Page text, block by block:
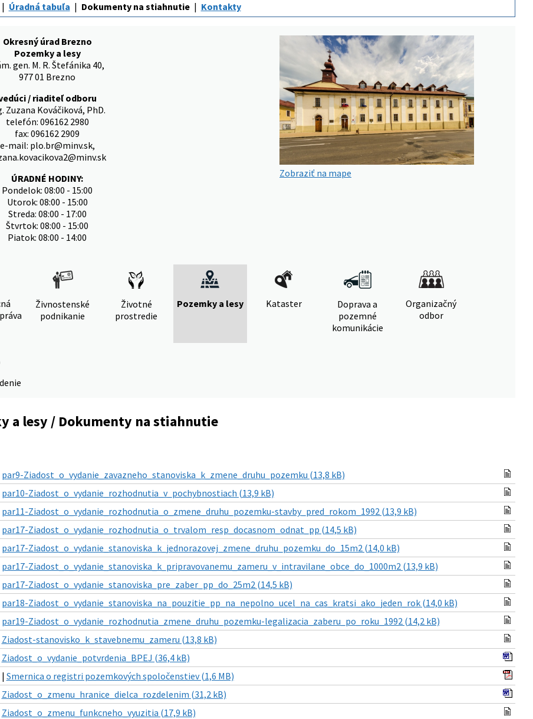
Úradná tabuľa Dokumenty na stiahnutie Kontakty
Okresný úrad Brezno
Pozemky a lesy
gen. M. R. Štefánika 40,
977 01 Brezno
/ riaditeľ odboru
Zuzana Kováčiková, PhD.
telefón: 096162 2980
fax: 096162 2909
e-mail: plo.br@minv.sk,
ÚRADNÉ HODINY:
Pondelok: 08:00 - 15:00
Utorok: 08:00 - 15:00
Streda: 08:00 - 17:00
Štvrtok: 08:00 - 15:00
Piatok: 08:00 - 14:00
Zobraziť na mape
Živnostenské
podnikanie
Životné
prostredie
Pozemky a lesy Kataster
Doprava a
pozemné
komunikácie
Organizačný
odbor
a lesy / Dokumenty na stiahnutie
par9-Ziadost_o_vydanie_zavazneho_stanoviska_k_zmene_druhu_pozemku (13,8 kB)
par10-Ziadost_o_vydanie_rozhodnutia_v_pochybnostiach (13,9 kB)
par11-Ziadost_o_vydanie_rozhodnutia_o_zmene_druhu_pozemku-stavby_pred_rokom_1992 (13,9 kB)
par17-Ziadost_o_vydanie_rozhodnutia_o_trvalom_resp_docasnom_odnat_pp (14,5 kB)
par17-Ziadost_o_vydanie_stanoviska_k_jednorazovej_zmene_druhu_pozemku_do_15m2 (14,0 kB)
par17-Ziadost_o_vydanie_stanoviska_k_pripravovanemu_zameru_v_intravilane_obce_do_1000m2 (13,9 kB)
par17-Ziadost_o_vydanie_stanoviska_pre_zaber_pp_do_25m2 (14,5 kB)
par18-Ziadost_o_vydanie_stanoviska_na_pouzitie_pp_na_nepolno_ucel_na_cas_kratsi_ako_jeden_rok (14,0 kB)
par19-Ziadost_o_vydanie_rozhodnutia_zmene_druhu_pozemku-legalizacia_zaberu_po_roku_1992 (14,2 kB)
Ziadost-stanovisko_k_stavebnemu_zameru (13,8 kB)
Ziadost_o_vydanie_potvrdenia_BPEJ (36,4 kB)
| Smernica o registri pozemkových spoločenstiev (1,6 MB)
Ziadost_o_zmenu_hranice_dielca_rozdelenim (31,2 kB)
Ziadost_o_zmenu_funkcneho_vyuzitia (17,9 kB)